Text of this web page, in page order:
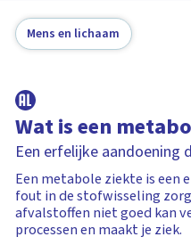
Mens en lichaam
Wat is een
Een erfelijke
Een metabole ziekte is een
fout in de stofwisseling
afvalstoffen niet goed kan
processen en maakt je ziek.